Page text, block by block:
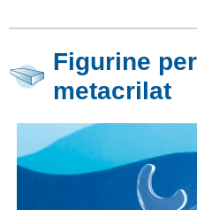
Figurine
metacrilat